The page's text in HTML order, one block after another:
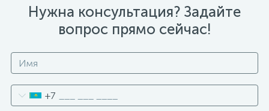
Нужна консультация? Задайте
вопрос прямо сейчас!
+7